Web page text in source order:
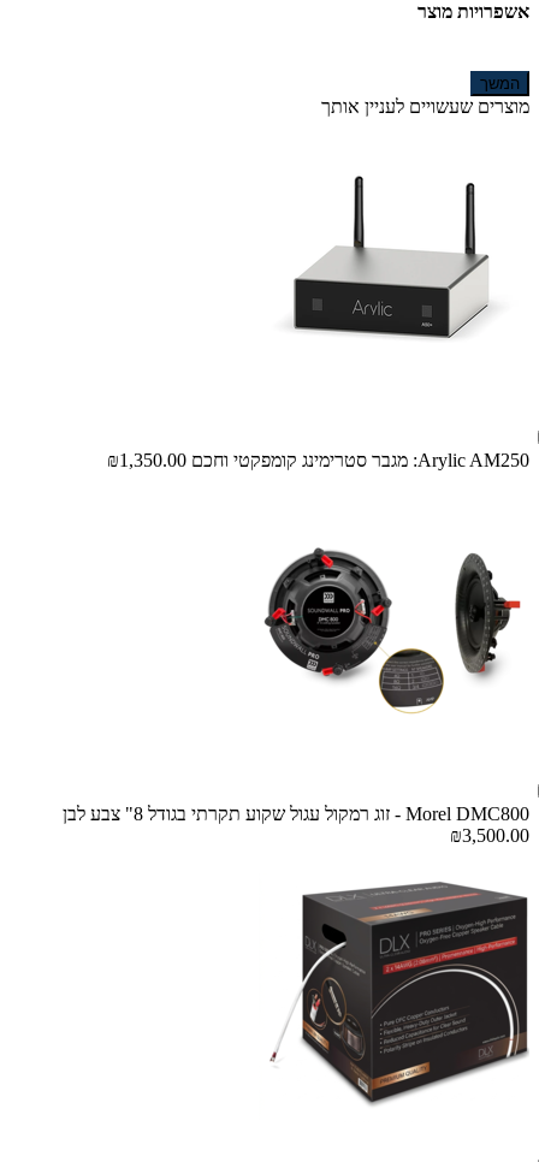
אשפרויות מוצר
המשך
מוצרים שעשויים לעניין אותך
Arylic AM250: מגבר סטרימינג קומפקטי וחכם ₪1,350.00
Morel DMC800 - זוג רמקול עגול שקוע תקרתי בגודל 8" צבע לבן
₪3,500.00